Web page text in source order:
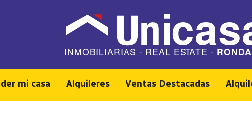
mi casa Alquileres Ventas Destacadas